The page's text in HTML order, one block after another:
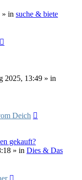
» in suche & biete
2025, 13:49 » in
Deich
gekauft?
» in Dies & Das